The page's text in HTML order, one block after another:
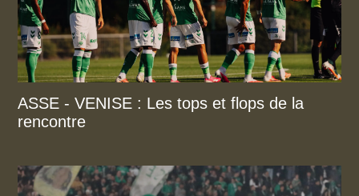
ASSE - VENISE : Les tops et flops de la
rencontre